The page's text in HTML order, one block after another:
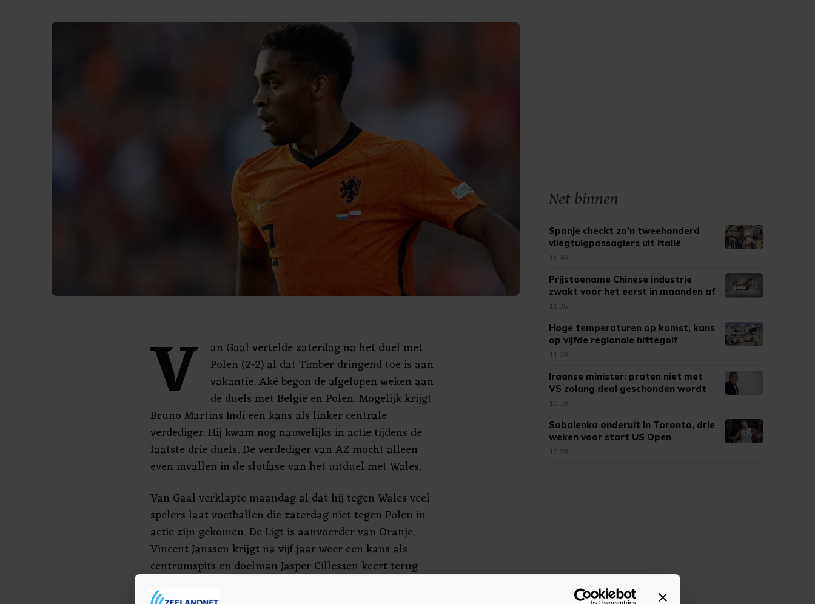
V
an Gaal vertelde zaterdag na het duel met
Polen (2-2) al dat Timber dringend toe is aan
vakantie. Aké begon de afgelopen weken aan
de duels met België en Polen. Mogelijk krijgt
Bruno Martins Indi een kans als linker centrale
verdediger. Hij kwam nog nauwelijks in actie tijdens de
laatste drie duels. De verdediger van AZ mocht alleen
even invallen in de slotfase van het uitduel met Wales.
Van Gaal verklapte maandag al dat hij tegen Wales veel
spelers laat voetballen die zaterdag niet tegen Polen in
actie zijn gekomen. De Ligt is aanvoerder van Oranje.
Vincent Janssen krijgt na vijf jaar weer een kans als
centrumspits en doelman Jasper Cillessen keert terug
Net binnen
Spanje checkt zo'n tweehonderd
vliegtuigpassagiers uit Italië
11:40
Prijstoename Chinese industrie
zwakt voor het eerst in maanden af
11:35
Hoge temperaturen op komst, kans
op vijfde regionale hittegolf
11:28
Iraanse minister: praten niet met
VS zolang deal geschonden wordt
10:59
Sabalenka onderuit in Toronto, drie
weken voor start US Open
10:38